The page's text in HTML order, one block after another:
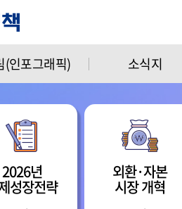
(인포그래픽) 소식지
2026년
성장전략
외환·자본
시장 개혁